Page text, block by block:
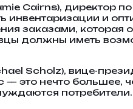
Cairns), директор
инвентаризации и
заказами, которая
должны иметь
Scholz), вице-
это нечто большее,